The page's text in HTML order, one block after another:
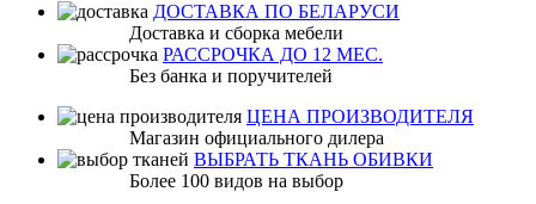
ДОСТАВКА ПО БЕЛАРУСИ
Доставка и сборка мебели
РАССРОЧКА ДО 12 МЕС.
Без банка и поручителей
ЦЕНА ПРОИЗВОДИТЕЛЯ
Магазин официального дилера
ВЫБРАТЬ ТКАНЬ ОБИВКИ
Более 100 видов на выбор